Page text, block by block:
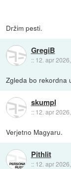
Držim pesti.
GregiB
:: 12. apr
Zgleda bo rekordna
skumpl
:: 12. apr
Verjetno Magyaru.
Pithlit
:: 12. apr